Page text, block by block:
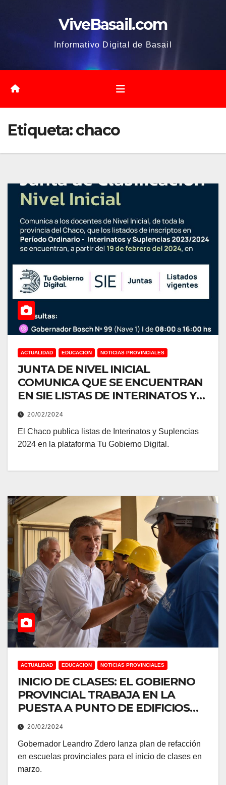
ViveBasail.com
Informativo Digital de Basail
Etiqueta:chaco
ACTUALIDAD EDUCACION NOTICIAS PROVINCIALES
JUNTA DE NIVEL INICIAL
COMUNICA QUE SE ENCUENTRAN
EN SIE LISTAS DE INTERINATOS Y
SUPLENCIAS
20/02/2024
El Chaco publica listas de Interinatos y Suplencias
2024 en la plataforma Tu Gobierno Digital.
ACTUALIDAD EDUCACION NOTICIAS PROVINCIALES
INICIO DE CLASES: EL GOBIERNO
PROVINCIAL TRABAJA EN LA
PUESTA A PUNTO DE EDIFICIOS
ESCOLARES
20/02/2024
Gobernador Leandro Zdero lanza plan de refacción
en escuelas provinciales para el inicio de clases en
marzo.